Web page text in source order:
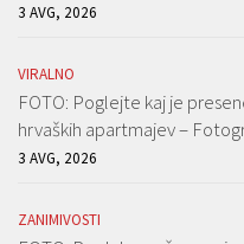
3 AVG, 2026
VIRALNO
FOTO: Poglejte kaj je
hrvaških apartmajev –
3 AVG, 2026
ZANIMIVOSTI